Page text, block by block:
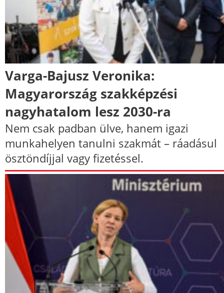
Varga-Bajusz Veronika:
Magyarország szakképzési
nagyhatalom lesz 2030-ra
Nem csak padban ülve, hanem igazi
munkahelyen tanulni szakmát – ráadásul
ösztöndíjjal vagy fizetéssel.